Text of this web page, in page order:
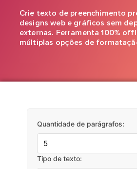
Crie texto de preenchimento
designs web e gráficos sem
externas. Ferramenta 100%
múltiplas opções de